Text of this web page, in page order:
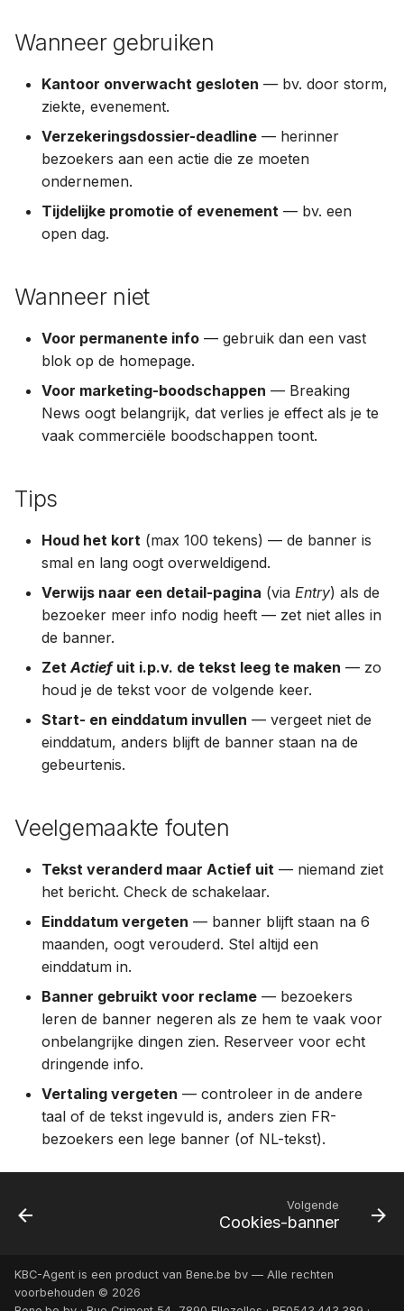
Wanneer gebruiken
Kantoor onverwacht gesloten — bv. door storm,
ziekte, evenement.
Verzekeringsdossier-deadline — herinner
bezoekers aan een actie die ze moeten
ondernemen.
Tijdelijke promotie of evenement — bv. een
open dag.
Wanneer niet
Voor permanente info — gebruik dan een vast
blok op de homepage.
Voor marketing-boodschappen — Breaking
News oogt belangrijk, dat verlies je effect als je te
vaak commerciële boodschappen toont.
Tips
Houd het kort (max 100 tekens) — de banner is
smal en lang oogt overweldigend.
Verwijs naar een detail-pagina (via Entry) als de
bezoeker meer info nodig heeft — zet niet alles in
de banner.
Zet Actiefuit i.p.v. de tekst leeg te maken — zo
houd je de tekst voor de volgende keer.
Start- en einddatum invullen — vergeet niet de
einddatum, anders blijft de banner staan na de
gebeurtenis.
Veelgemaakte fouten
Tekst veranderd maar Actief uit — niemand ziet
het bericht. Check de schakelaar.
Einddatum vergeten — banner blijft staan na 6
maanden, oogt verouderd. Stel altijd een
einddatum in.
Banner gebruikt voor reclame — bezoekers
leren de banner negeren als ze hem te vaak voor
onbelangrijke dingen zien. Reserveer voor echt
dringende info.
Vertaling vergeten — controleer in de andere
taal of de tekst ingevuld is, anders zien FR-
bezoekers een lege banner (of NL-tekst).
Volgende
Cookies-banner
KBC-Agent is een product van Bene.be bv — Alle rechten
voorbehouden © 2026